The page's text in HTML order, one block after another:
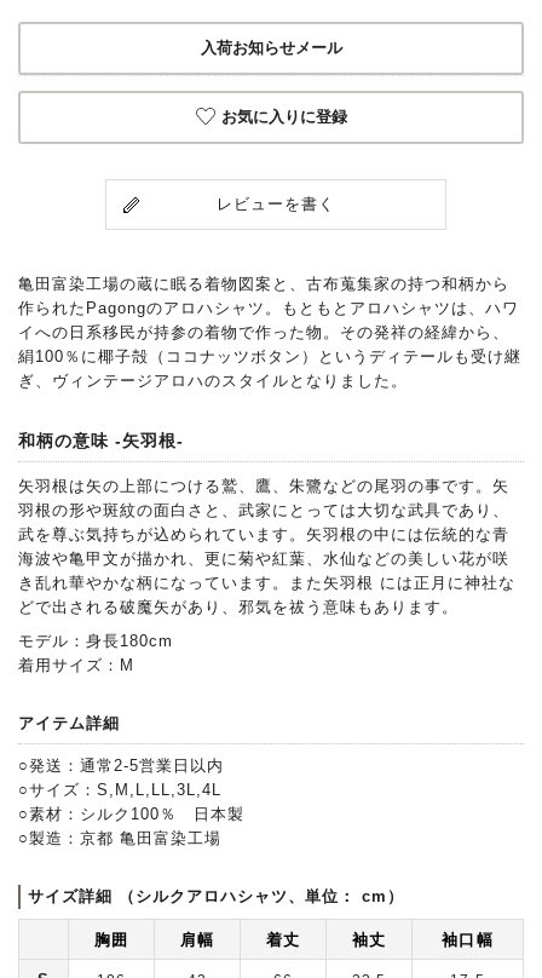
入荷お知らせメール
お気に入りに登録
レビューを書く
亀田富染工場の蔵に眠る着物図案と、古布蒐集家の持つ和柄から
作られたPagongのアロハシャツ。もともとアロハシャツは、ハワ
イへの日系移民が持参の着物で作った物。その発祥の経緯から、
絹100％に椰子殻（ココナッツボタン）というディテールも受け継
ぎ、ヴィンテージアロハのスタイルとなりました。
和柄の意味 -矢羽根-
矢羽根は矢の上部につける鷲、鷹、朱鷺などの尾羽の事です。矢
羽根の形や斑紋の面白さと、武家にとっては大切な武具であり、
武を尊ぶ気持ちが込められています。矢羽根の中には伝統的な青
海波や亀甲文が描かれ、更に菊や紅葉、水仙などの美しい花が咲
き乱れ華やかな柄になっています。また矢羽根 には正月に神社な
どで出される破魔矢があり、邪気を祓う意味もあります。
モデル：身長180cm
着用サイズ：M
アイテム詳細
○発送：通常2-5営業日以内
○サイズ：S,M,L,LL,3L,4L
○素材：シルク100％ 日本製
○製造：京都 亀田富染工場
サイズ詳細 （シルクアロハシャツ、単位： cm）
胸囲 肩幅 着丈 袖丈 袖口幅